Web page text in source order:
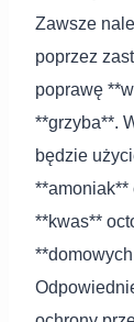
Zawsze
poprzez
poprawę
**grzyba**.
będzie
**amoniak**
**kwas**